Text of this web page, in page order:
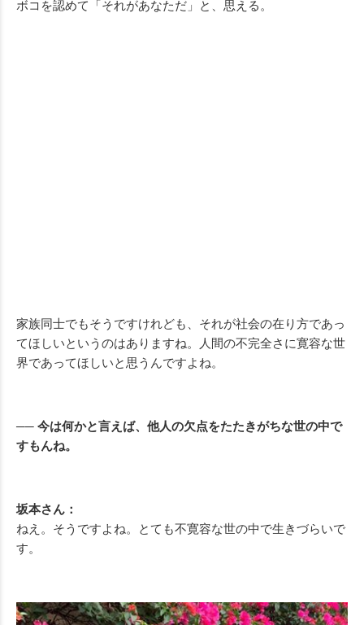
ボコを認めて「それがあなただ」と、思える。
家族同士でもそうですけれども、それが社会の在り方であっ
てほしいというのはありますね。人間の不完全さに寛容な世
界であってほしいと思うんですよね。
── 今は何かと言えば、他人の欠点をたたきがちな世の中で
すもんね。
坂本さん：
ねえ。そうですよね。とても不寛容な世の中で生きづらいで
す。